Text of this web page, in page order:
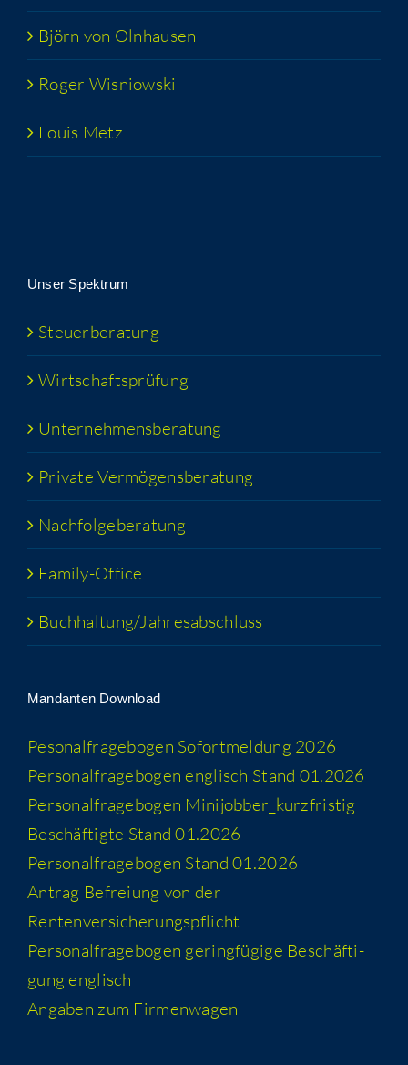
Björn von Olnhausen
Roger Wis­niow­ski
Lou­is Metz
Unser Spek­trum
Steu­er­be­ra­tung
Wirt­schafts­prü­fung
Unter­neh­mens­be­ra­tung
Pri­va­te Vermögensberatung
Nach­fol­ge­be­ra­tung
Fami­­ly-Office
Buchhaltung/​​Jahresabschluss
Man­dan­ten Download
Peso­nal­fra­ge­bo­gen Sofort­mel­dung 2026
Per­so­nal­fra­ge­bo­gen eng­lisch Stand 01.2026
Per­so­nal­fra­ge­bo­gen Minijobber_​kurzfristig
Beschäf­tig­te Stand 01.2026
Per­so­nal­fra­ge­bo­gen Stand 01.2026
Antrag Befrei­ung von der
Rentenversicherungspflicht
Per­so­nal­fra­ge­bo­gen gering­fü­gi­ge Beschäf­ti­
gung englisch
Anga­ben zum Firmenwagen